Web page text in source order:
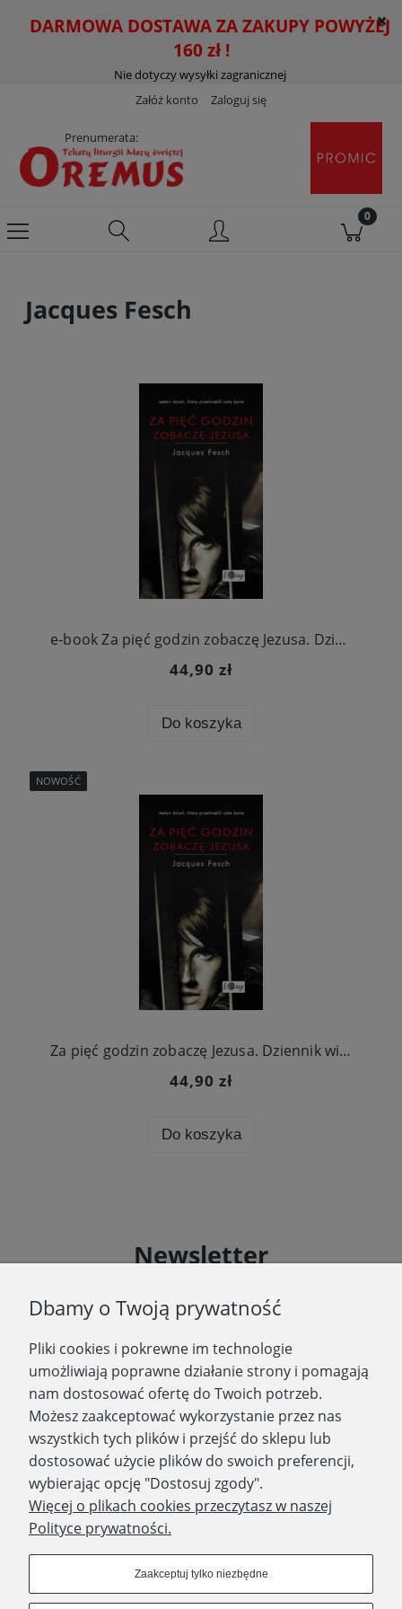
DARMOWA DOSTAWA ZA ZAKUPY POWYŻEJ
160 zł !
Nie dotyczy wysyłki zagranicznej
Załóż konto
Zaloguj się
Prenumerata:
Jacques Fesch
e-book Za pięć godzin zobaczę Jezusa. Dziennik więzienny
44,90 zł
Do koszyka
Za pięć godzin zobaczę Jezusa. Dziennik więzienny
44,90 zł
Do koszyka
NOWOŚĆ
Newsletter
informacje o nowościach i promocjach.
Zapisz się
WYDAWNICTWO PROMIC
PRODUKTY
Dbamy o Twoją prywatność
Pliki cookies i pokrewne im technologie
umożliwiają poprawne działanie strony i pomagają
nam dostosować ofertę do Twoich potrzeb.
Możesz zaakceptować wykorzystanie przez nas
wszystkich tych plików i przejść do sklepu lub
dostosować użycie plików do swoich preferencji,
wybierając opcję "Dostosuj zgody".
Więcej o plikach cookies przeczytasz w naszej
Polityce prywatności.
Zaakceptuj tylko niezbędne